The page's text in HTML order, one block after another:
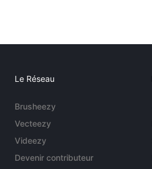
Le Réseau
Brusheezy
Vecteezy
Videezy
Devenir contributeur